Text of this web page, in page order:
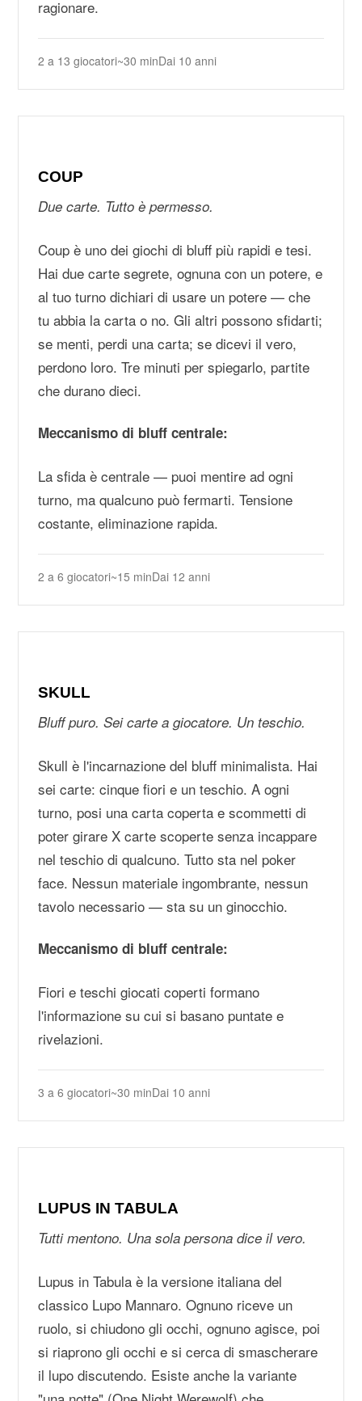
ragionare.
2 a 13 giocatori~30 minDai 10 anni
COUP
Due carte. Tutto è permesso.
Coup è uno dei giochi di bluff più rapidi e tesi.
Hai due carte segrete, ognuna con un potere, e
al tuo turno dichiari di usare un potere — che
tu abbia la carta o no. Gli altri possono sfidarti;
se menti, perdi una carta; se dicevi il vero,
perdono loro. Tre minuti per spiegarlo, partite
che durano dieci.
Meccanismo di bluff centrale:
La sfida è centrale — puoi mentire ad ogni
turno, ma qualcuno può fermarti. Tensione
costante, eliminazione rapida.
2 a 6 giocatori~15 minDai 12 anni
SKULL
Bluff puro. Sei carte a giocatore. Un teschio.
Skull è l'incarnazione del bluff minimalista. Hai
sei carte: cinque fiori e un teschio. A ogni
turno, posi una carta coperta e scommetti di
poter girare X carte scoperte senza incappare
nel teschio di qualcuno. Tutto sta nel poker
face. Nessun materiale ingombrante, nessun
tavolo necessario — sta su un ginocchio.
Meccanismo di bluff centrale:
Fiori e teschi giocati coperti formano
l'informazione su cui si basano puntate e
rivelazioni.
3 a 6 giocatori~30 minDai 10 anni
LUPUS IN TABULA
Tutti mentono. Una sola persona dice il vero.
Lupus in Tabula è la versione italiana del
classico Lupo Mannaro. Ognuno riceve un
ruolo, si chiudono gli occhi, ognuno agisce, poi
si riaprono gli occhi e si cerca di smascherare
il lupo discutendo. Esiste anche la variante